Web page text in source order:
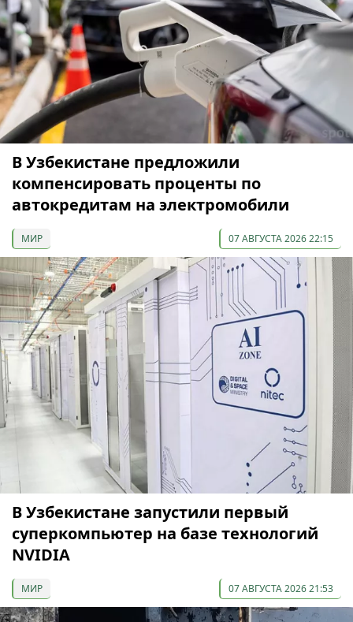
В Узбекистане предложили
компенсировать проценты по
автокредитам на электромобили
МИР 07 АВГУСТА 2026 22:15
В Узбекистане запустили первый
суперкомпьютер на базе технологий
NVIDIA
МИР 07 АВГУСТА 2026 21:53